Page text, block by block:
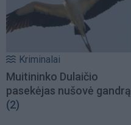
Kriminalai
Muitininko Dulaičio
pasekėjas nušovė gandrą
(2)